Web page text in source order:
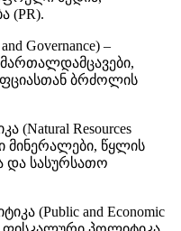
(PR).
Governance) –
ბრძოლის
(Natural Resources
მინერალები, წყლის
და სასურსათო
(Public and Economic